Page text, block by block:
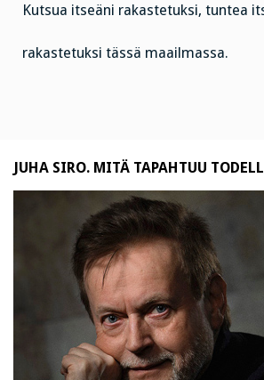
Kutsua itseäni rakastetuksi, tuntea
rakastetuksi tässä maailmassa.
JUHA SIRO. MITÄ TAPAHTUU